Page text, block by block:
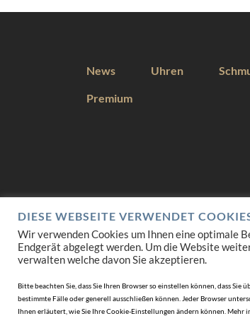
News Uhren
Premium
DIESE WEBSEITE VERWENDET
Wir verwenden Cookies um Ihnen eine optimale
Endgerät abgelegt werden. Um die Website
verwalten welche davon Sie akzeptieren.
Bitte beachten Sie, dass Sie Ihren Browser so einstellen können, dass
bestimmte Fälle oder generell ausschließen können. Jeder Browser
Ihnen erläutert, wie Sie Ihre Cookie-Einstellungen ändern können. Mehr